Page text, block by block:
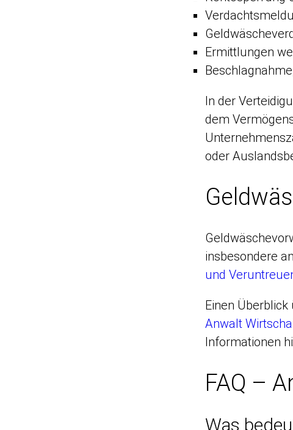
Ermittlungen
In der
dem
oder
insbesondere an
und
Einen
Anwalt
Informationen
FAQ –
Was